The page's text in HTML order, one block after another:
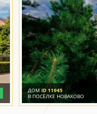
ДОМ ID 11945
В ПОСЁЛКЕ НОВАХОВО